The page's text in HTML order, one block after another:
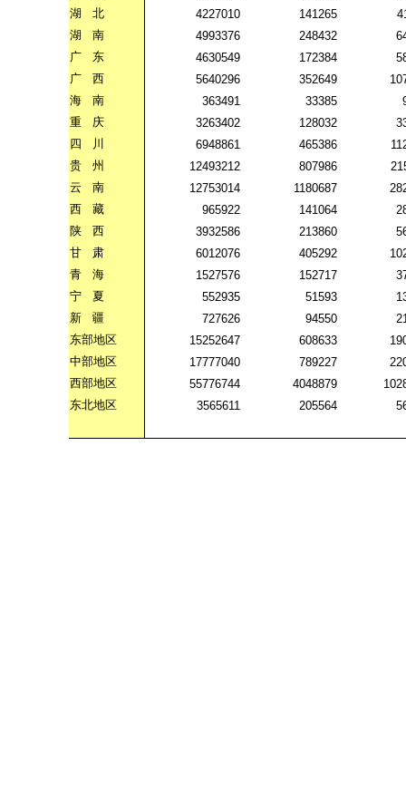
湖
北 4227010 141265
湖
南 4993376 248432
广
东 4630549 172384
广
西 5640296 352649
海
南 363491 33385
重
庆 3263402 128032
四
川 6948861 465386
贵
州 12493212 807986
云
南 12753014 1180687
西
藏 965922 141064
陕
西 3932586 213860
甘
肃 6012076 405292
青
海 1527576 152717
宁
夏 552935 51593
新
疆 727626 94550
东部地区
15252647 608633
中部地区
17777040 789227
西部地区
55776744 4048879
东北地区
3565611 205564